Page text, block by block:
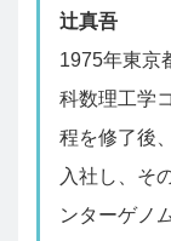
辻真吾
1975年東京
科数理工学
程を修了後
入社し、そ
ンターゲノ